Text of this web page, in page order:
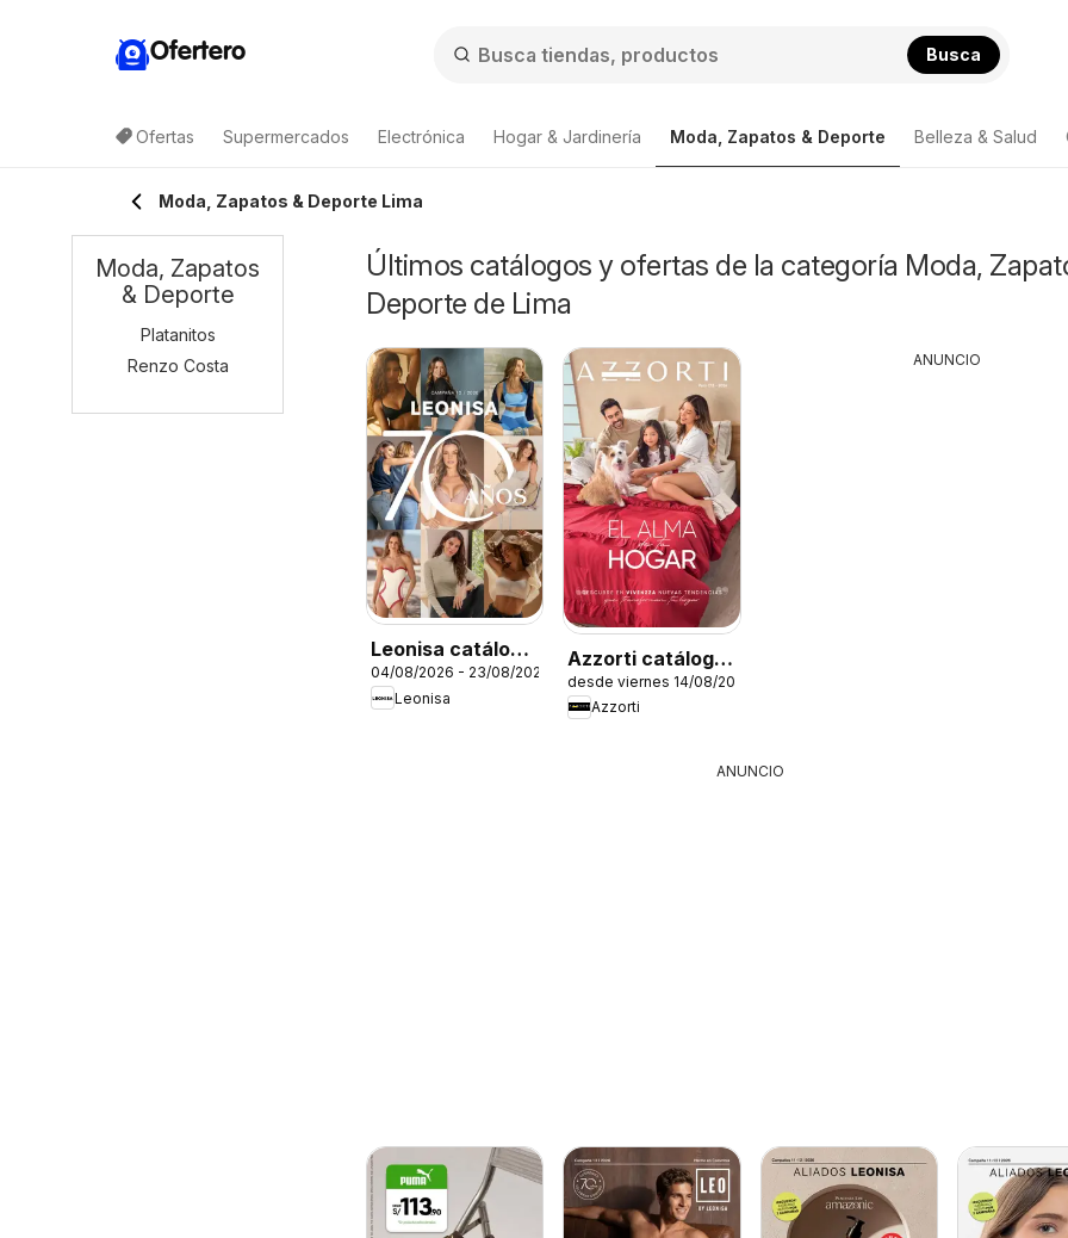
Ofertero Busca
Ofertas Supermercados Electrónica Hogar & Jardinería Moda, Zapatos & Deporte Belleza & Salud
Moda, Zapatos & Deporte Lima
Últimos catálogos y ofertas de la categoría Moda,
Deporte de Lima
Leonisa catálogo
- Campaña 12
04/08/2026 - 23/08/2026
Leonisa
Azzorti catálogo
- Campaña 13
desde viernes 14/08/2026
Azzorti
ANUNCIO
ANUNCIO
Moda, Zapatos
& Deporte
Platanitos
Renzo Costa